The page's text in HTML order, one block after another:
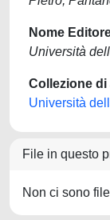
Nome
Università
Collezione
Università
File in questo
Non ci sono